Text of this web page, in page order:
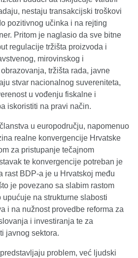
nestaju transakcijski troškovi
pozitivnog učinka i na rejting
Pritom je naglasio da sve bitne
regulacije tržišta proizvoda i
mirovinskog i
tržišta rada, javne
stvar nacionalnog suvereniteta,
u vođenju fiskalne i
iskoristiti na pravi način.
u europodručju, napomenuo
realne konvergencije Hrvatske
za pristupanje tečajnom
te konvergencije potreban je
rast BDP-a je u Hrvatskoj među
je povezano sa slabim rastom
upućuje na strukturne slabosti
i na nužnost provedbe reforma za
i investiranja te za
javnog sektora.
problem, već ljudski